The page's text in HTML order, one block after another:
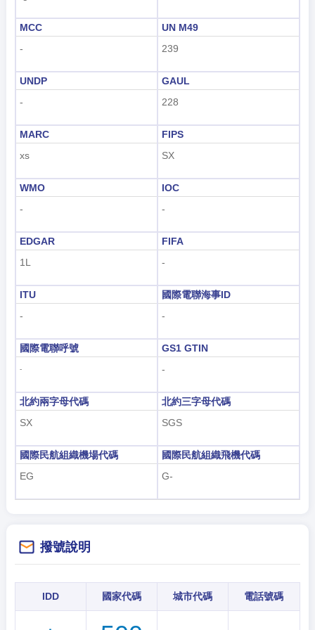
MCC
-
UN M49
239
UNDP
-
GAUL
228
MARC
xs
FIPS
SX
WMO
-
IOC
-
EDGAR
1L
FIFA
-
ITU
-
國際電聯海事ID
-
國際電聯呼號
-
GS1 GTIN
-
北約兩字母代碼
SX
北約三字母代碼
SGS
國際民航組織機場代碼
EG
國際民航組織飛機代碼
G-
撥號說明
IDD 國家代碼 城市代碼 電話號碼